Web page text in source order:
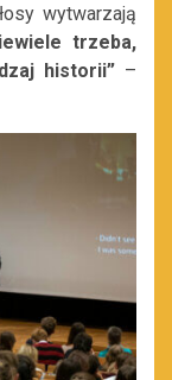
wytwarzają
trzeba,
historii” –